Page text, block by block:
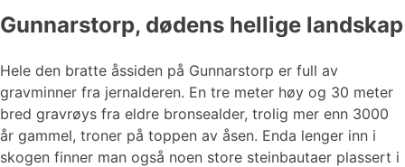
Gunnarstorp, dødens hellige landskap
Hele den bratte åssiden på Gunnarstorp er full av
gravminner fra jernalderen. En tre meter høy og 30 meter
bred gravrøys fra eldre bronsealder, trolig mer enn 3000
år gammel, troner på toppen av åsen. Enda lenger inn i
skogen finner man også noen store steinbautaer plassert i